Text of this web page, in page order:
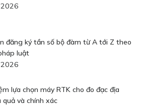
đăng ký tần số bộ đàm từ A tới Z theo
luật
lựa chọn máy RTK cho đo đạc địa
quả và chính xác